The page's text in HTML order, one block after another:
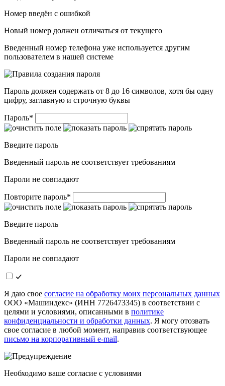
Номер введён c ошибкой
Новый номер должен отличаться от текущего
Введенный номер телефона уже используется другим
пользователем в нашей системе
Пароль должен содержать от 8 до 16 символов, хотя бы одну
цифру, заглавную и строчную буквы
Пароль*
Введите пароль
Введенный пароль не соответствует требованиям
Пароли не совпадают
Повторите пароль*
Введите пароль
Введенный пароль не соответствует требованиям
Пароли не совпадают
Я даю свое согласие на обработку моих персональных данных
ООО «Машиндекс» (ИНН 7726473345) в соответствии с
целями и условиями, описанными в политике
конфиденциальности и обработки данных. Я могу отозвать
свое согласие в любой момент, направив соответствующее
письмо на корпоративный e-mail.
Необходимо ваше согласие с условиями